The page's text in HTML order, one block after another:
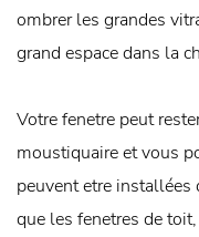
ombrer les grandes
grand espace dans la
Votre fenetre peut
moustiquaire et vous
peuvent etre installées
que les fenetres de